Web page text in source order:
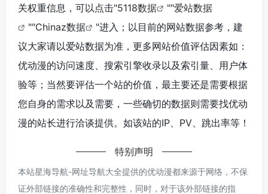
关权重信息，可以点击"5118数据 ""爱站数据
""Chinaz数据
"进入；以目前的网站数据参考，建
议大家请以爱站数据为准，更多网站价值评估因素如：
优动漫的访问速度、搜索引擎收录以及索引量、用户体
验等；当然要评估一个站的价值，最主要还是需要根据
您自身的需求以及需要，一些确切的数据则需要找优动
漫的站长进行洽谈提供。如该站的IP、PV、跳出率等！
特别声明
本站星海导航-网址导航大全提供的优动漫都来源于网络，不保
证外部链接的准确性和完整性，同时，对于该外部链接的指